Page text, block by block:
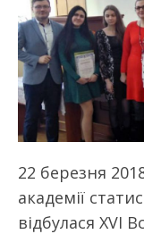
22 березня
академії
відбулася XVI